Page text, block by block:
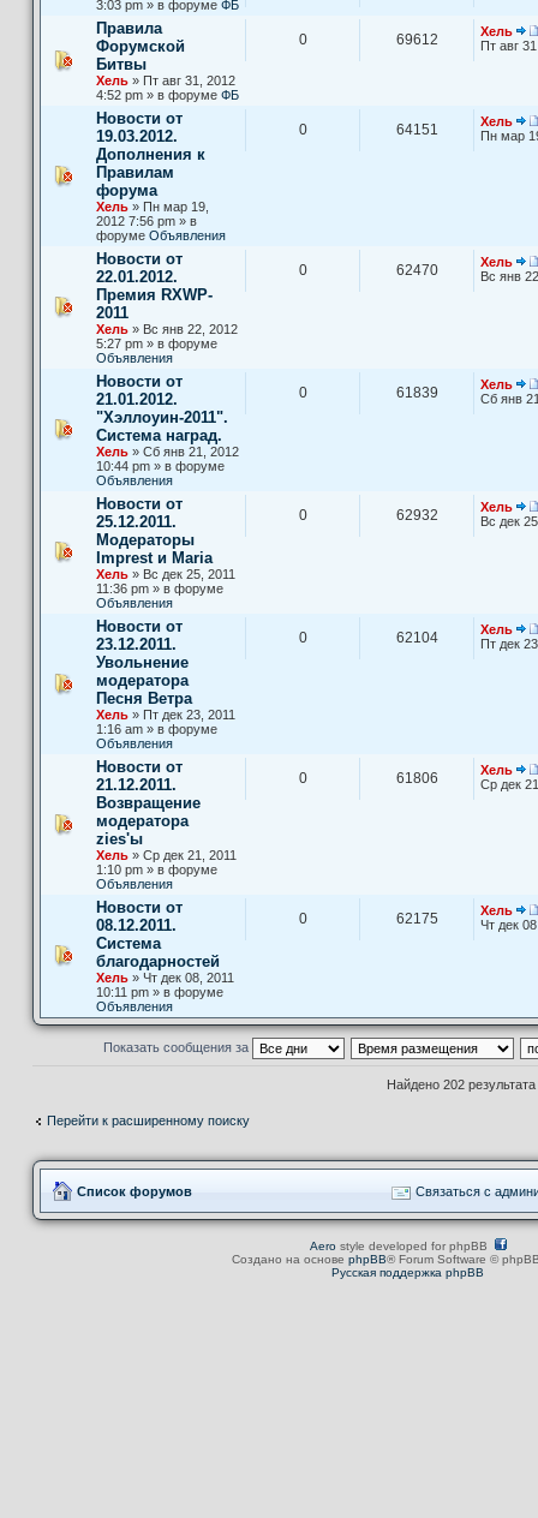
3:03 pm » в форуме ФБ
Правила
Форумской
Битвы
Хель » Пт авг 31, 2012
4:52 pm » в форуме ФБ
0 69612
Хель
Пт авг
Новости от
19.03.2012.
Дополнения к
Правилам
форума
Хель » Пн мар 19,
2012 7:56 pm » в
форуме Объявления
0 64151
Хель
Пн мар
Новости от
22.01.2012.
Премия RXWP-
2011
Хель » Вс янв 22, 2012
5:27 pm » в форуме
Объявления
0 62470
Хель
Вс янв
Новости от
21.01.2012.
"Хэллоуин-2011".
Система наград.
Хель » Сб янв 21, 2012
10:44 pm » в форуме
Объявления
0 61839
Хель
Сб янв
Новости от
25.12.2011.
Модераторы
Imprest и Maria
Хель » Вс дек 25, 2011
11:36 pm » в форуме
Объявления
0 62932
Хель
Вс дек
Новости от
23.12.2011.
Увольнение
модератора
Песня Ветра
Хель » Пт дек 23, 2011
1:16 am » в форуме
Объявления
0 62104
Хель
Пт дек
Новости от
21.12.2011.
Возвращение
модератора
zies'ы
Хель » Ср дек 21, 2011
1:10 pm » в форуме
Объявления
0 61806
Хель
Ср дек
Новости от
08.12.2011.
Система
благодарностей
Хель » Чт дек 08, 2011
10:11 pm » в форуме
Объявления
0 62175
Хель
Чт дек
Показать сообщения за
Найдено 202 результата
Перейти к расширенному поиску
Список форумов Связаться с
Aerostyle developed for phpBB
Создано на основе phpBB® Forum Software ©
Русская поддержка phpBB